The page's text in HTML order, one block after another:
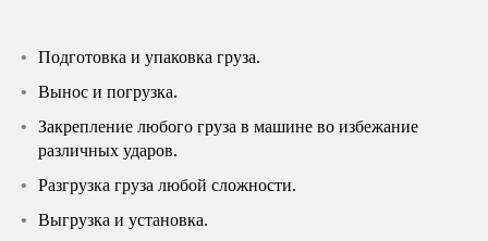
Подготовка и упаковка груза.
Вынос и погрузка.
Закрепление любого груза в машине во избежание
различных ударов.
Разгрузка груза любой сложности.
Выгрузка и установка.